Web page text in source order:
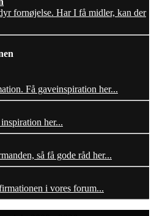
fornøjelse. Har I få midler, kan der
Få gaveinspiration her...
her...
så få gode råd her...
i vores forum...